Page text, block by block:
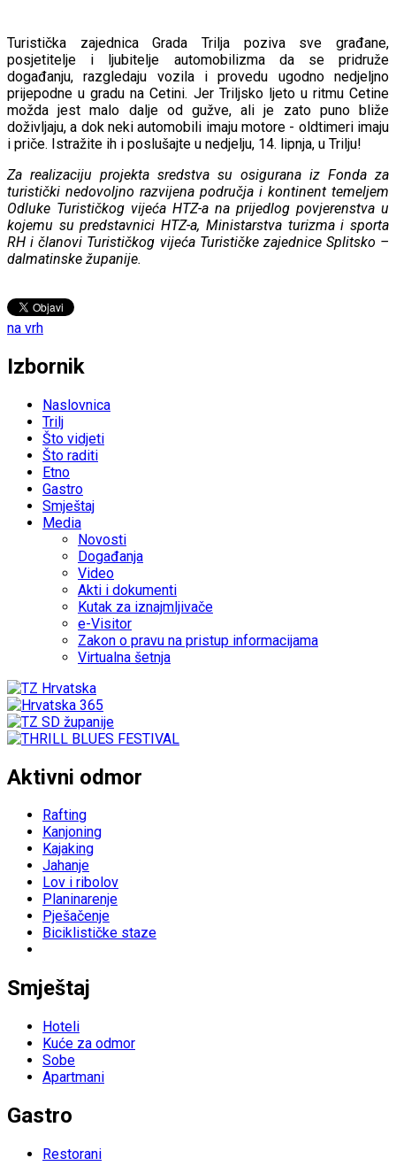
Turistička zajednica Grada Trilja poziva sve građane,
posjetitelje i ljubitelje automobilizma da se pridruže
događanju, razgledaju vozila i provedu ugodno nedjeljno
prijepodne u gradu na Cetini. Jer Triljsko ljeto u ritmu Cetine
možda jest malo dalje od gužve, ali je zato puno bliže
doživljaju, a dok neki automobili imaju motore - oldtimeri imaju
i priče. Istražite ih i poslušajte u nedjelju, 14. lipnja, u Trilju!
Za realizaciju projekta sredstva su osigurana iz Fonda za
turistički nedovoljno razvijena područja i kontinent temeljem
Odluke Turističkog vijeća HTZ-a na prijedlog povjerenstva u
kojemu su predstavnici HTZ-a, Ministarstva turizma i sporta
RH i članovi Turističkog vijeća Turističke zajednice Splitsko –
dalmatinske županije.
na vrh
Izbornik
Naslovnica
Trilj
Što vidjeti
Što raditi
Etno
Gastro
Smještaj
Media
Novosti
Događanja
Video
Akti i dokumenti
Kutak za iznajmljivače
e-Visitor
Zakon o pravu na pristup informacijama
Virtualna šetnja
Aktivni odmor
Rafting
Kanjoning
Kajaking
Jahanje
Lov i ribolov
Planinarenje
Pješačenje
Biciklističke staze
Smještaj
Hoteli
Kuće za odmor
Sobe
Apartmani
Gastro
Restorani